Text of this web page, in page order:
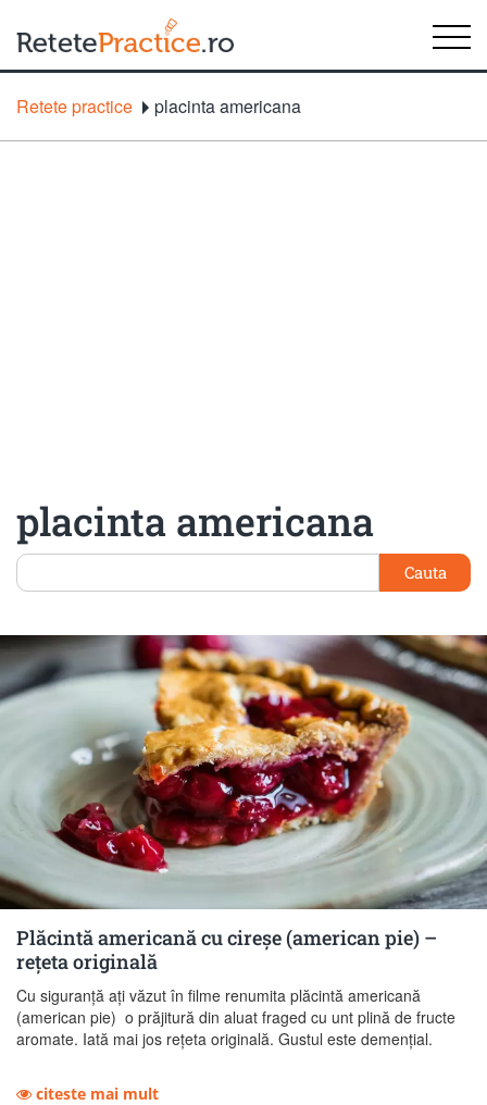
Retete practice placinta americana
placinta americana
Cauta
Plăcintă americană cu cireșe (american pie) –
rețeta originală
Cu siguranță ați văzut în filme renumita plăcintă americană
(american pie) o prăjitură din aluat fraged cu unt plină de fructe
aromate. Iată mai jos rețeta originală. Gustul este demențial.
citeste mai mult